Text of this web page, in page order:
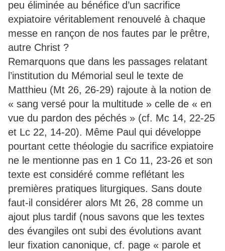
peu éliminée au bénéfice d’un sacrifice
expiatoire véritablement renouvelé à chaque
messe en rançon de nos fautes par le prêtre,
autre Christ ?
Remarquons que dans les passages relatant
l’institution du Mémorial seul le texte de
Matthieu (Mt 26, 26-29) rajoute à la notion de
« sang versé pour la multitude » celle de « en
vue du pardon des péchés » (cf. Mc 14, 22-25
et Lc 22, 14-20). Même Paul qui développe
pourtant cette théologie du sacrifice expiatoire
ne le mentionne pas en 1 Co 11, 23-26 et son
texte est considéré comme reflétant les
premières pratiques liturgiques. Sans doute
faut-il considérer alors Mt 26, 28 comme un
ajout plus tardif (nous savons que les textes
des évangiles ont subi des évolutions avant
leur fixation canonique, cf. page « parole et